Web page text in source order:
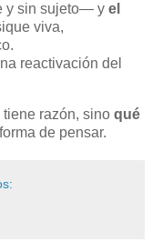
y sin sujeto— y el
viva,
reactivación del
razón, sino qué
de pensar.